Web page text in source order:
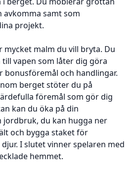
samt som
projekt.
malm du vill bryta. Du
vapen som låter dig göra
bonusföremål och handlingar.
berget stöter du på
föremål som gör dig
kan du öka på din
du kan hugga ner
och bygga staket för
I slutet vinner spelaren med
hemmet.